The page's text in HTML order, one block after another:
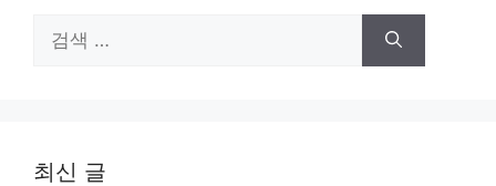
색:
최신 글